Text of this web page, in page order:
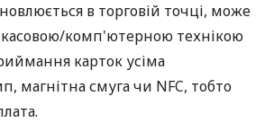
в торговій точці, може
касовою/комп'ютерною технікою
карток усіма
магнітна смуга чи NFC, тобто